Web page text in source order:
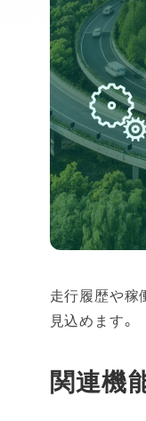
走行履歴や稼
見込めます。
関連機